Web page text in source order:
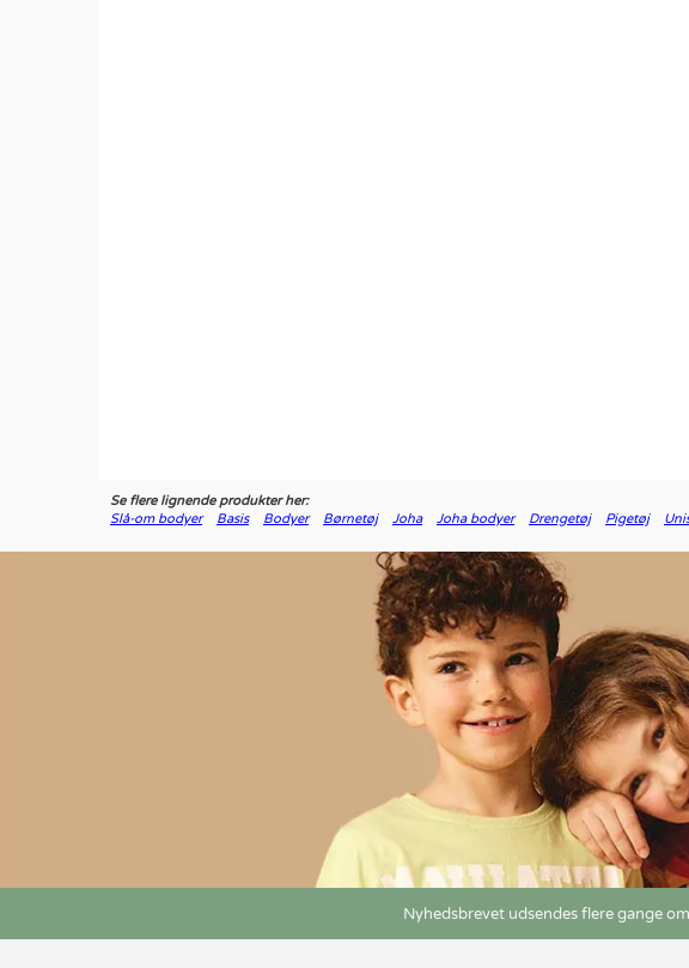
Se flere lignende produkter her:
Slå-om bodyer
Basis Bodyer Børnetøj Joha Joha bodyer Drengetøj Pigetøj
Nyhedsbrevet udsendes flere gange